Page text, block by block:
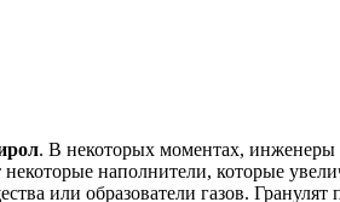
. В некоторых моментах,
наполнители, которые
или образователи газов. Гранулят